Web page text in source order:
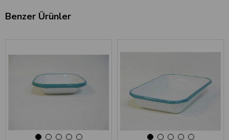
Benzer Ürünler